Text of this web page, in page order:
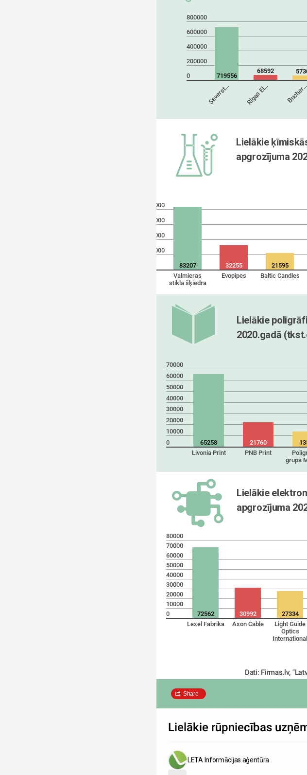
800000
600000
400000
200000
0
Severst… Rīgas El… Bucher…
719556
68592
Lielākie
apgrozījuma
80000
60000
40000
20000
Valmieras
stikla šķiedra
Evopipes Baltic Candles
83207 32255 21595
Lielākie
2020.gadā
70000
60000
50000
40000
30000
20000
10000
0
Livonia Print
PNB Print
grupa
65258 21760
Lielākie
apgrozījuma
80000
70000
60000
50000
40000
30000
20000
10000
0
Lexel Fabrika
Axon Cable
Light Guide
Optics
International
72562 30992 27334
Dati: Firmas.lv,
Share
Lielākie rūpniecības
LETA Informācijas aģentūra